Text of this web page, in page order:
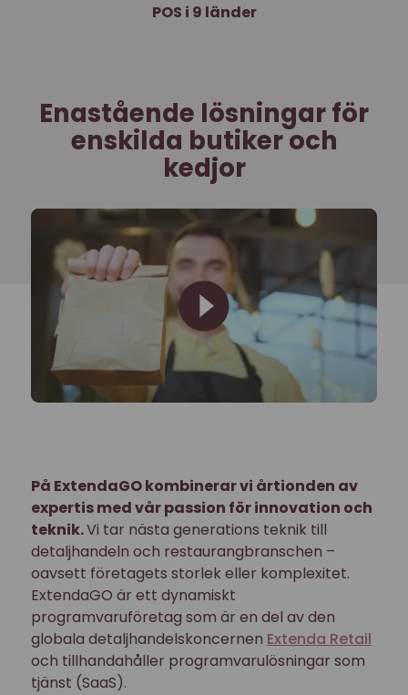
POS i 9 länder
Enastående lösningar för
enskilda butiker och
kedjor
På ExtendaGO kombinerar vi årtionden av
expertis med vår passion för innovation och
teknik.Vi tar nästa generations teknik till
detaljhandeln och restaurangbranschen –
oavsett företagets storlek eller komplexitet.
ExtendaGO är ett dynamiskt
programvaruföretag som är en del av den
globala detaljhandelskoncernen Extenda Retail
och tillhandahåller programvarulösningar som
tjänst (SaaS).